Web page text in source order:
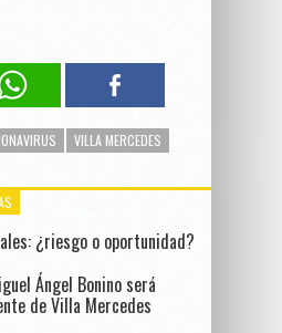
VILLA MERCEDES
¿riesgo o oportunidad?
Ángel Bonino será
de Villa Mercedes